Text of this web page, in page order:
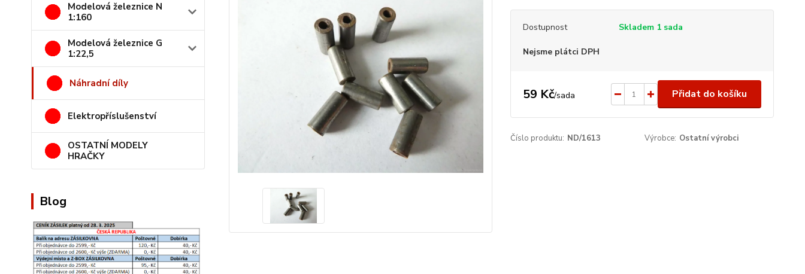
Modelová železnice N
1:160
Modelová železnice G
1:22,5
Náhradní díly
Elektropříslušenství
OSTATNÍ MODELY
HRAČKY
Blog
Dostupnost Skladem 1 sada
Nejsme plátci DPH
59 Kč/sada Přidat do košíku
Číslo produktu: ND/1613 Výrobce: Ostatní výrobci